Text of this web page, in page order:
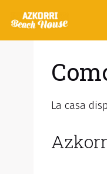
contenido
La casa